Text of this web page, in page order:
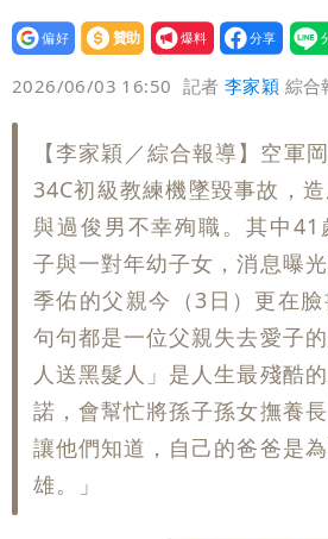
設為
贊助
我要
爆料
2026/06/03 16:50 記者李家穎 綜合
【李家穎／綜合報導】空軍
34C初級教練機墜毀事故，
與過俊男不幸殉職。其中41
子與一對年幼子女，消息曝
季佑的父親今（3日）更在
句句都是一位父親失去愛子
人送黑髮人」是人生最殘酷
諾，會幫忙將孫子孫女撫養
讓他們知道，自己的爸爸是
雄。」